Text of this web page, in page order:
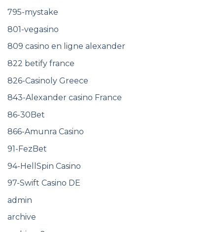
795-mystake
801-vegasino
809 casino en ligne alexander
822 betify france
826-Casinoly Greece
843-Alexander casino France
86-30Bet
866-Amunra Casino
91-FezBet
94-HellSpin Casino
97-Swift Casino DE
admin
archive